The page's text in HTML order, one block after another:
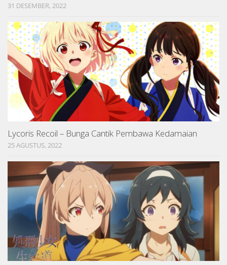
31 DESEMBER, 2022
Lycoris Recoil – Bunga Cantik Pembawa Kedamaian
25 AGUSTUS, 2022